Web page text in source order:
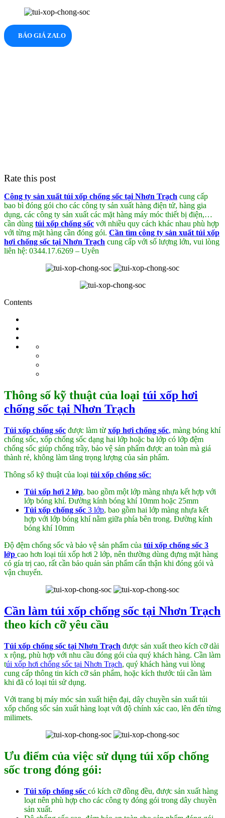
BÁO GIÁ ZALO
Rate this post
Công ty sản xuất túi xốp chống sốc tại Nhơn Trạch cung cấp
bao bì đóng gói cho các công ty sản xuất hàng điện tử, hàng gia
dụng, các công ty sản xuất các mặt hàng máy móc thiết bị điện,…
cần dùng túi xốp chống sốc với nhiều quy cách khác nhau phù hợp
với từng mặt hàng cần đóng gói. Cần tìm công ty sản xuất túi xốp
hơi chống sốc tại Nhơn Trạch cung cấp với số lượng lớn, vui lòng
liên hệ: 0344.17.6269 – Uyên
Contents
Thông số kỹ thuật của loại túi xốp hơi
chống sốc tại Nhơn Trạch
Túi xốp chống sốc được làm từ xốp hơi chống sốc, màng bóng khí
chống sốc, xốp chống sốc dạng hai lớp hoặc ba lớp có lớp đệm
chống sốc giúp chống trầy, bảo vệ sản phẩm được an toàn mà giá
thành rẻ, không làm tăng trọng lượng của sản phẩm.
Thông số kỹ thuật của loại túi xốp chống sốc:
Túi xốp hơi 2 lớp, bao gồm một lớp màng nhựa kết hợp với
lớp bóng khí. Đường kính bóng khí 10mm hoặc 25mm
Túi xốp chống sốc 3 lớp, bao gồm hai lớp màng nhựa kết
hợp với lớp bóng khí nằm giữa phía bên trong. Đường kính
bóng khí 10mm
Độ đệm chống sốc và bảo vệ sản phẩm của túi xốp chống sốc 3
lớp cao hơn loại túi xốp hơi 2 lớp, nên thường dùng đựng mặt hàng
có gía trị cao, rất cần bảo quản sản phẩm cẩn thận khi đóng gói và
vận chuyển.
Cần làm túi xốp chống sốc tại Nhơn Trạch
theo kích cỡ yêu cầu
Túi xốp chống sốc tại Nhơn Trạch được sản xuất theo kích cỡ dài
x rộng, phù hợp với nhu cầu đóng gói của quý khách hàng. Cần làm
túi xốp hơi chống sốc tại Nhơn Trạch, quý khách hàng vui lòng
cung cấp thông tin kích cỡ sản phẩm, hoặc kích thước túi cần làm
khi đã có loại túi sử dụng.
Với trang bị máy móc sản xuất hiện đại, dây chuyền sản xuất túi
xốp chống sốc sản xuất hàng loạt với độ chính xác cao, lên đến từng
milimets.
Ưu điểm của việc sử dụng túi xốp chống
sốc trong đóng gói:
Túi xốp chống sốc có kích cỡ đồng đều, được sản xuất hàng
loạt nên phù hợp cho các công ty đóng gói trong dây chuyền
sản xuất.